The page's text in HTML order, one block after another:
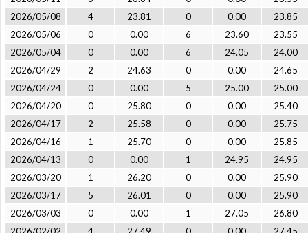
2026/05/08
4 23.81 0 0.00
23.85
2026/05/06
0 0.00 6 23.60
23.55
2026/05/04
0 0.00 6 24.05
24.00
2026/04/29
2 24.63 0 0.00
24.65
2026/04/24
0 0.00 5 25.00
25.00
2026/04/20
0 25.80 0 0.00
25.40
2026/04/17
2 25.58 0 0.00
25.75
2026/04/16
1 25.70 0 0.00
25.85
2026/04/13
0 0.00 1 24.95
24.95
2026/03/20
1 26.20 0 0.00
25.90
2026/03/17
5 26.01 0 0.00
25.90
2026/03/03
0 0.00 1 27.05
26.80